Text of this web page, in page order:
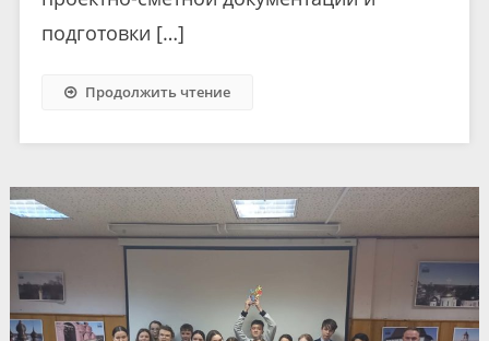
подготовки […]
Продолжить чтение